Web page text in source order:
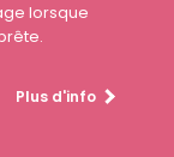
lorsque
Plus d'info